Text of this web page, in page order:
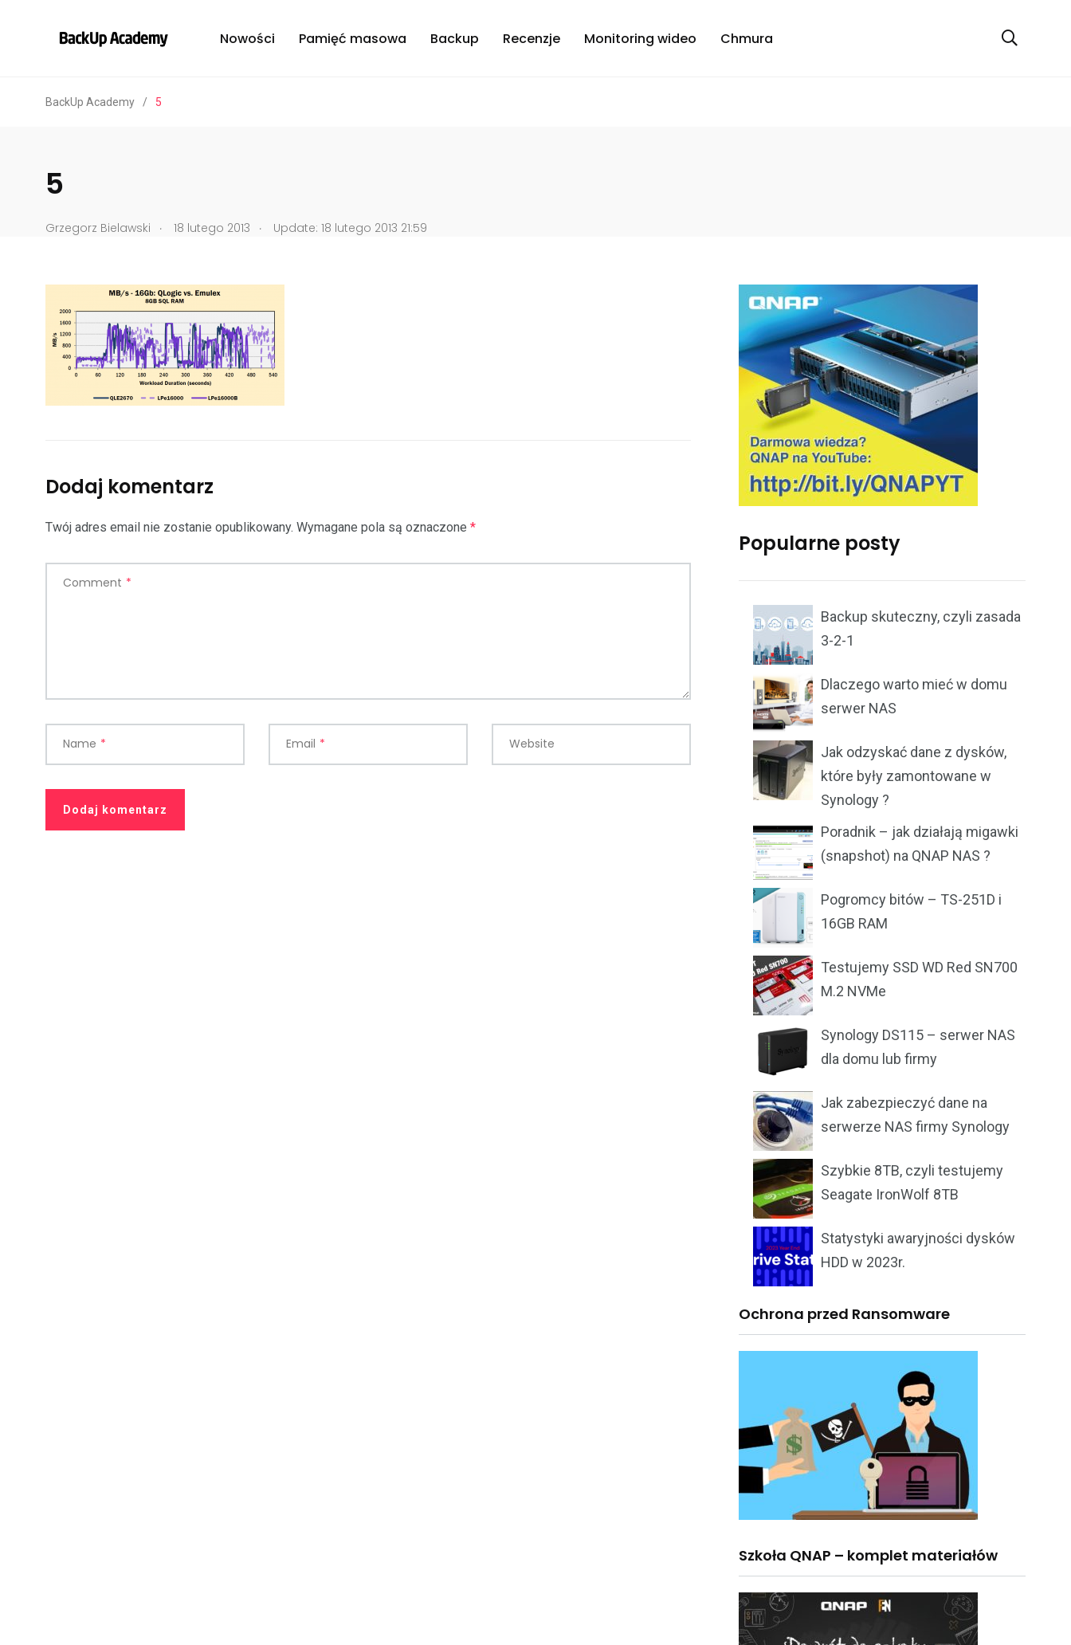
Nowości Pamięć masowa Backup Recenzje Monitoring wideo Chmura
BackUp Academy / 5
5
Grzegorz Bielawski . 18 lutego 2013 . Update: 18 lutego 2013 21:59
Dodaj komentarz
Twój adres email nie zostanie opublikowany. Wymagane pola są oznaczone *
Comment *
Name * Email * Website
Popularne posty
Backup skuteczny, czyli zasada
3-2-1
Dlaczego warto mieć w domu
serwer NAS
Jak odzyskać dane z dysków,
które były zamontowane w
Synology ?
Poradnik – jak działają migawki
(snapshot) na QNAP NAS ?
Pogromcy bitów – TS-251D i
16GB RAM
Testujemy SSD WD Red SN700
M.2 NVMe
Synology DS115 – serwer NAS
dla domu lub firmy
Jak zabezpieczyć dane na
serwerze NAS firmy Synology
Szybkie 8TB, czyli testujemy
Seagate IronWolf 8TB
Statystyki awaryjności dysków
HDD w 2023r.
Ochrona przed Ransomware
Szkoła QNAP – komplet materiałów